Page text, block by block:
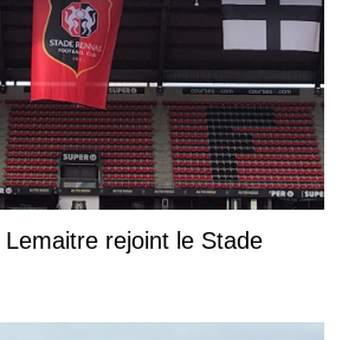
rejoint le Stade